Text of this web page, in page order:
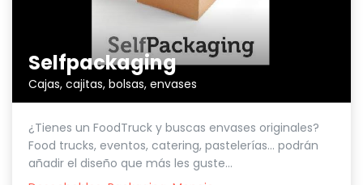
Selfpackaging
Cajas, cajitas, bolsas, envases
¿Tienes un FoodTruck y buscas envases originales?
Food trucks, eventos, catering, pastelerías... podrán
añadir el diseño que más les guste...